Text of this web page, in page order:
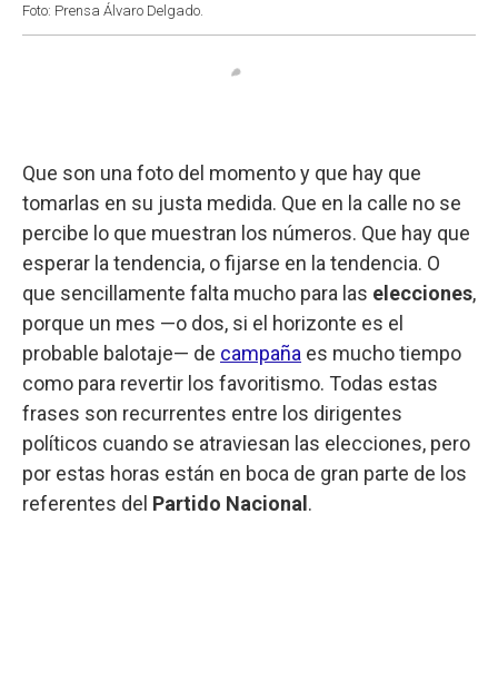
Foto: Prensa Álvaro Delgado.
Que son una foto del momento y que hay que
tomarlas en su justa medida. Que en la calle no se
percibe lo que muestran los números. Que hay que
esperar la tendencia, o fijarse en la tendencia. O
que sencillamente falta mucho para las elecciones,
porque un mes —o dos, si el horizonte es el
probable balotaje— de campaña es mucho tiempo
como para revertir los favoritismo. Todas estas
frases son recurrentes entre los dirigentes
políticos cuando se atraviesan las elecciones, pero
por estas horas están en boca de gran parte de los
referentes del Partido Nacional .